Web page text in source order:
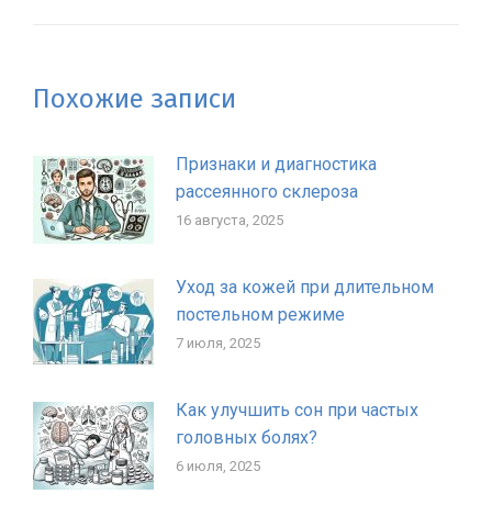
Похожие записи
Признаки и диагностика
рассеянного склероза
16 августа, 2025
Уход за кожей при длительном
постельном режиме
7 июля, 2025
Как улучшить сон при частых
головных болях?
6 июля, 2025